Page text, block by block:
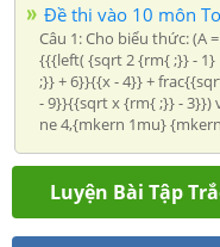
Đề thi vào 10 môn
Câu 1: Cho biểu thức: (A
{{{left( {sqrt 2 {rm{ ;}} -
;}} + 6}}{{x - 4}} +
- 9}}{{sqrt x {rm{ ;}} - 3}})
ne 4,{mkern 1mu}
Luyện Bài Tập